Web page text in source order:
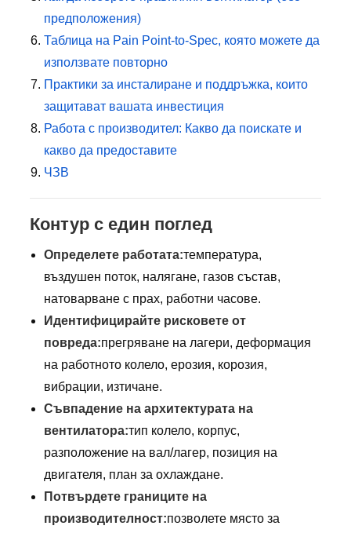
предположения)
Таблица на Pain Point-to-Spec, която можете да
използвате повторно
Практики за инсталиране и поддръжка, които
защитават вашата инвестиция
Работа с производител: Какво да поискате и
какво да предоставите
ЧЗВ
Контур с един поглед
Определете работата:температура,
въздушен поток, налягане, газов състав,
натоварване с прах, работни часове.
Идентифицирайте рисковете от
повреда:прегряване на лагери, деформация
на работното колело, ерозия, корозия,
вибрации, изтичане.
Съвпадение на архитектурата на
вентилатора:тип колело, корпус,
разположение на вал/лагер, позиция на
двигателя, план за охлаждане.
Потвърдете границите на
производителност:позволете място за